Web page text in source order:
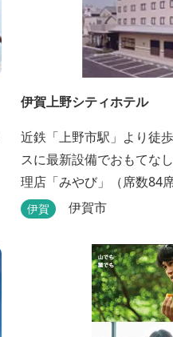
伊賀上野シティホテル
近鉄「上野市駅」より徒
スに最新設備でおもてな
理店「みやび」（席数84席
伊賀 伊賀市